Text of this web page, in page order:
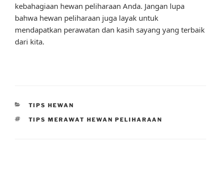
kebahagiaan hewan peliharaan Anda. Jangan lupa
bahwa hewan peliharaan juga layak untuk
mendapatkan perawatan dan kasih sayang yang terbaik
dari kita.
CATEGORIES
TIPS HEWAN
TAGS
TIPS MERAWAT HEWAN PELIHARAAN